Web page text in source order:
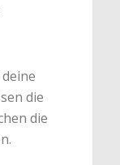
die
die